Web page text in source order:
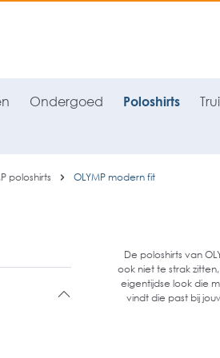
Ondergoed Poloshirts
poloshirts OLYMP modern fit
De poloshirts van
ook niet te strak
eigentijdse look die
vindt die past bij